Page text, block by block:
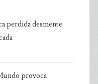
perdida desmente
provoca